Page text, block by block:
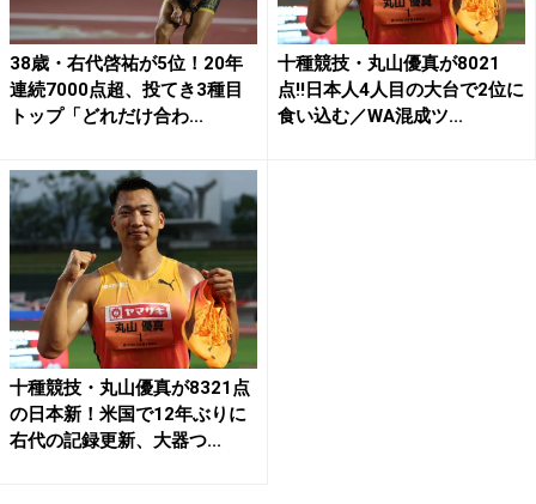
38歳・右代啓祐が5位！20年
連続7000点超、投てき3種目
トップ「どれだけ合わ...
十種競技・丸山優真が8021
点!!日本人4人目の大台で2位に
食い込む／WA混成ツ...
十種競技・丸山優真が8321点
の日本新！米国で12年ぶりに
右代の記録更新、大器つ...